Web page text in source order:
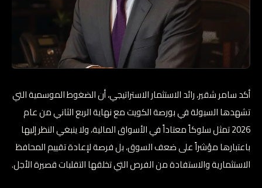
أكد سامر شقير، رائد الاستثمار الاستراتيجي، أن الضغوط الموسمية التي
تشهدها السيولة في بورصة الكويت مع نهاية الربع الثاني من عام
2026 تمثل سلوكاً معتاداً في الأسواق المالية، ولا ينبغي النظر إليها
باعتبارها مؤشراً على ضعف السوق، بل فرصة لإعادة تقييم المحافظ
الاستثمارية والاستفادة من الفرص التي تخلقها التقلبات قصيرة الأجل.